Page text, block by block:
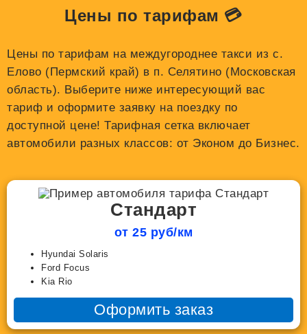
Цены по тарифам 💳
Цены по тарифам на междугороднее такси из с.
Елово (Пермский край) в п. Селятино (Московская
область). Выберите ниже интересующий вас
тариф и оформите заявку на поездку по
доступной цене! Тарифная сетка включает
автомобили разных классов: от Эконом до Бизнес.
Стандарт
от 25 руб/км
Hyundai Solaris
Ford Focus
Kia Rio
Оформить заказ